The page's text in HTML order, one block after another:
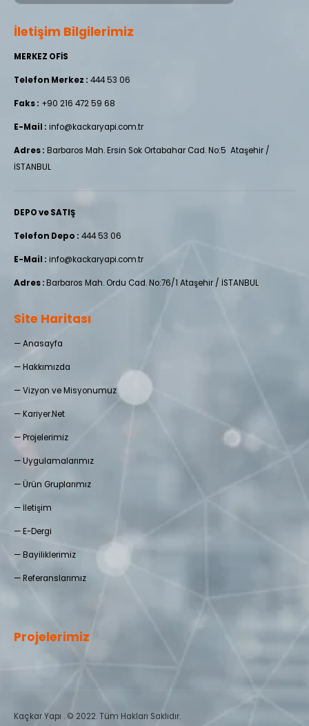
İletişim Bilgilerimiz
MERKEZ OFİS
Telefon Merkez : 444 53 06
Faks : +90 216 472 59 68
E-Mail : info@kackaryapi.com.tr
Adres : Barbaros Mah. Ersin Sok Ortabahar Cad. No:5 Ataşehir /
İSTANBUL
DEPO ve SATIŞ
Telefon Depo : 444 53 06
E-Mail : info@kackaryapi.com.tr
Adres :Barbaros Mah. Ordu Cad. No:76/1 Ataşehir / İSTANBUL
Site Haritası
—Anasayfa
—Hakkımızda
—Vizyon ve Misyonumuz
—Kariyer.Net
—Projelerimiz
—Uygulamalarımız
—Ürün Gruplarımız
— İletişim
—E-Dergi
— Bayiliklerimiz
—Referanslarımız
Projelerimiz
Kaçkar Yapı . © 2022. Tüm Hakları Saklıdır.